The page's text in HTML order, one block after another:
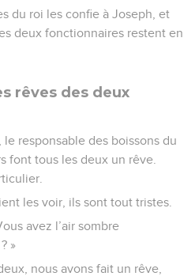
du roi les confie à Joseph, et
deux fonctionnaires restent en
rêves des deux
responsable des boissons du
font tous les deux un rêve.
les voir, ils sont tout tristes.
avez l’air sombre
»
nous avons fait un rêve,